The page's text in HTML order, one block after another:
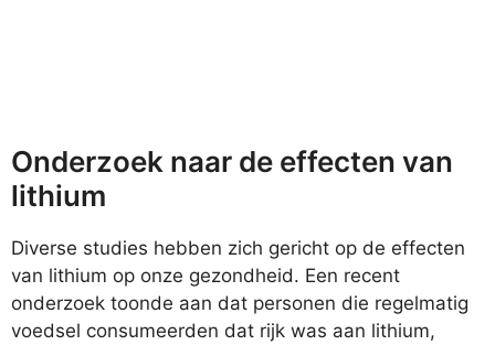
Onderzoek naar de effecten van
lithium
Diverse studies hebben zich gericht op de effecten
van lithium op onze gezondheid. Een recent
onderzoek toonde aan dat personen die regelmatig
voedsel consumeerden dat rijk was aan lithium,